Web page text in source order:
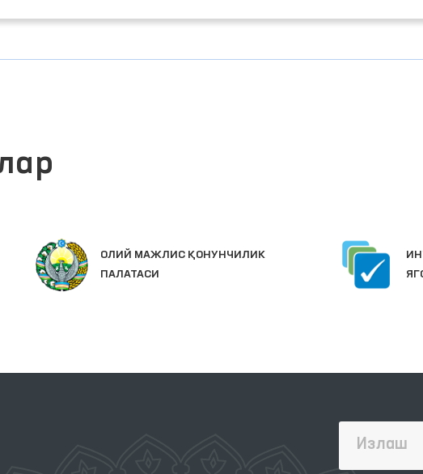
ИНТЕРАКТИВ ДАВЛАТ ХИЗМАТЛАРИ
ЯГОНА ПОРТАЛИ